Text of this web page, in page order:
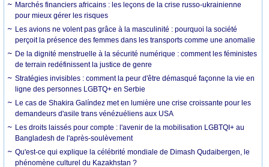
Marchés financiers africains : les leçons de la crise russo-ukrainienne
pour mieux gérer les risques
Les avions ne volent pas grâce à la masculinité : pourquoi la société
perçoit la présence des femmes dans les transports comme une anomalie
De la dignité menstruelle à la sécurité numérique : comment les féministes
de terrain redéfinissent la justice de genre
Stratégies invisibles : comment la peur d'être démasqué façonne la vie en
ligne des personnes LGBTQ+ en Serbie
Le cas de Shakira Galíndez met en lumière une crise croissante pour les
demandeurs d'asile trans vénézuéliens aux USA
Les droits laissés pour compte : l'avenir de la mobilisation LGBTQI+ au
Bangladesh de l'après-soulèvement
Qu'est-ce qui explique la célébrité mondiale de Dimash Qudaibergen, le
phénomène culturel du Kazakhstan ?